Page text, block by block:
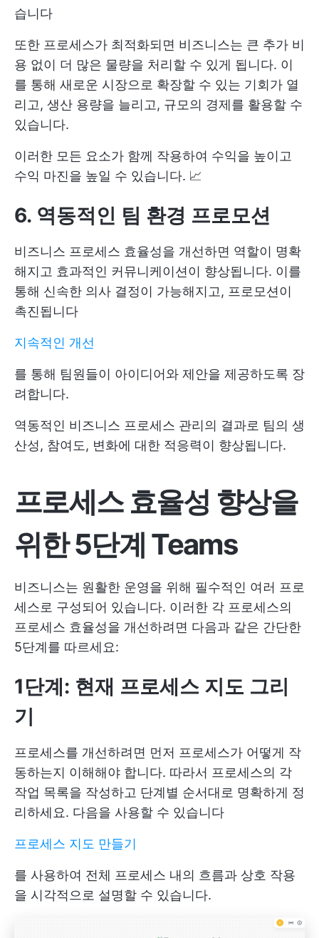
습니다
또한 프로세스가 최적화되면 비즈니스는 큰 추가 비
용 없이 더 많은 물량을 처리할 수 있게 됩니다. 이
를 통해 새로운 시장으로 확장할 수 있는 기회가 열
리고, 생산 용량을 늘리고, 규모의 경제를 활용할 수
있습니다.
이러한 모든 요소가 함께 작용하여 수익을 높이고
수익 마진을 높일 수 있습니다. 📈
6. 역동적인 팀 환경 프로모션
비즈니스 프로세스 효율성을 개선하면 역할이 명확
해지고 효과적인 커뮤니케이션이 향상됩니다. 이를
통해 신속한 의사 결정이 가능해지고, 프로모션이
촉진됩니다
지속적인 개선
를 통해 팀원들이 아이디어와 제안을 제공하도록 장
려합니다.
역동적인 비즈니스 프로세스 관리의 결과로 팀의 생
산성, 참여도, 변화에 대한 적응력이 향상됩니다.
프로세스 효율성 향상을
위한 5단계 Teams
비즈니스는 원활한 운영을 위해 필수적인 여러 프로
세스로 구성되어 있습니다. 이러한 각 프로세스의
프로세스 효율성을 개선하려면 다음과 같은 간단한
5단계를 따르세요:
1단계: 현재 프로세스 지도 그리
기
프로세스를 개선하려면 먼저 프로세스가 어떻게 작
동하는지 이해해야 합니다. 따라서 프로세스의 각
작업 목록을 작성하고 단계별 순서대로 명확하게 정
리하세요. 다음을 사용할 수 있습니다
프로세스 지도 만들기
를 사용하여 전체 프로세스 내의 흐름과 상호 작용
을 시각적으로 설명할 수 있습니다.